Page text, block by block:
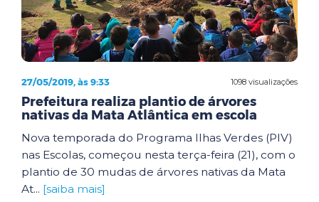
1098 visualizações
27/05/2019, às 9:33
Prefeitura realiza plantio de árvores
nativas da Mata Atlântica em escola
Nova temporada do Programa Ilhas Verdes (PIV)
nas Escolas, começou nesta terça-feira (21), com o
plantio de 30 mudas de árvores nativas da Mata
At... [saiba mais]